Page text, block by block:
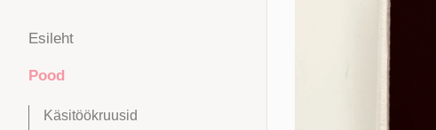
Esileht
Pood
Käsitöökruusid